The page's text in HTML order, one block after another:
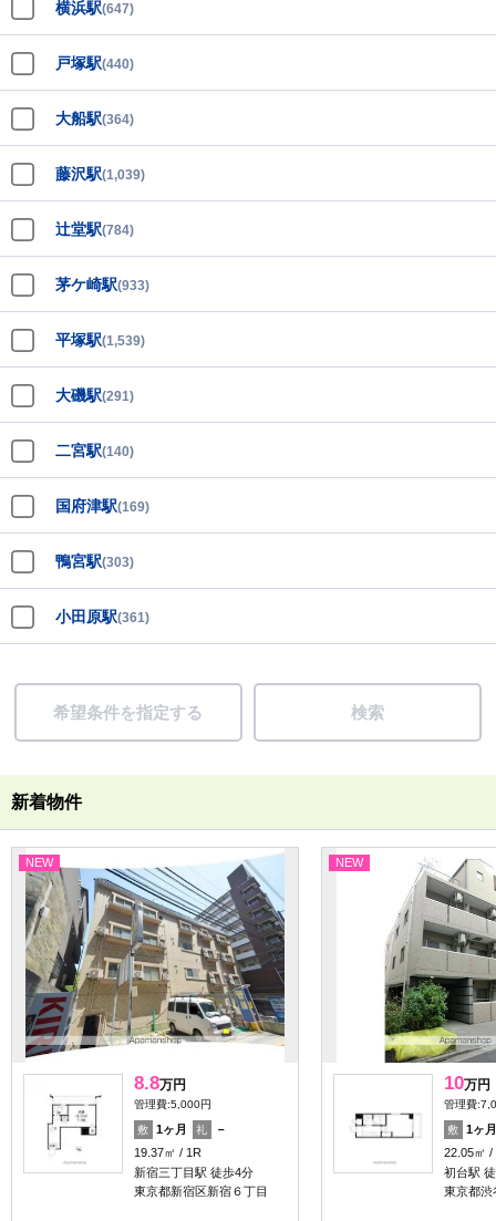
横浜駅(647)
戸塚駅(440)
大船駅(364)
藤沢駅(1,039)
辻堂駅(784)
茅ケ崎駅(933)
平塚駅(1,539)
大磯駅(291)
二宮駅(140)
国府津駅(169)
鴨宮駅(303)
小田原駅(361)
希望条件を指定する 検索
新着物件
NEW
8.8万円
管理費:5,000円
敷 1ヶ月 礼
－
19.37㎡
1R
新宿三丁目駅 徒歩4分
東京都新宿区新宿６丁目
NEW
10万円
管理費
敷
1ヶ月
22.05㎡
初台駅
東京都渋